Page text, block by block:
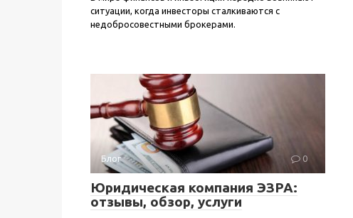
ситуации, когда инвесторы сталкиваются с
недобросовестными брокерами.
Блог 0
Юридическая компания ЭЗРА:
отзывы, обзор, услуги